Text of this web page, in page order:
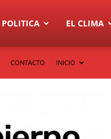
POLITICA EL CLIMA
CONTACTO INICIO